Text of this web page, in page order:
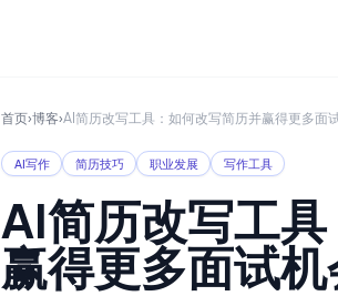
首页›博客›AI简历改写工具：如何改写简历并赢得更多面
AI写作 简历技巧 职业发展 写作工具
AI简历改写工
赢得更多面试